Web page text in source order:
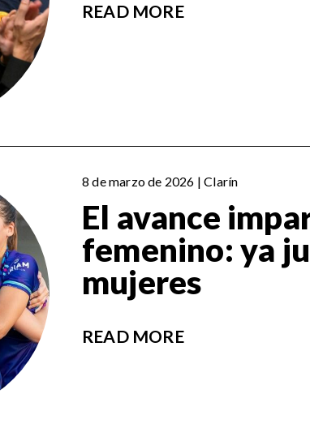
READ MORE
8 de marzo de 2026 | Clarín
El avance
femenino: ya
mujeres
READ MORE